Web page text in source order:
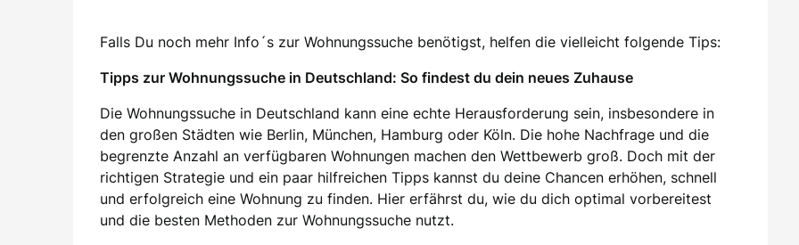
Falls Du noch mehr Info´s zur Wohnungssuche benötigst, helfen die vielleicht folgende Tips:
Tipps zur Wohnungssuche in Deutschland: So findest du dein neues Zuhause
Die Wohnungssuche in Deutschland kann eine echte Herausforderung sein, insbesondere in
den großen Städten wie Berlin, München, Hamburg oder Köln. Die hohe Nachfrage und die
begrenzte Anzahl an verfügbaren Wohnungen machen den Wettbewerb groß. Doch mit der
richtigen Strategie und ein paar hilfreichen Tipps kannst du deine Chancen erhöhen, schnell
und erfolgreich eine Wohnung zu finden. Hier erfährst du, wie du dich optimal vorbereitest
und die besten Methoden zur Wohnungssuche nutzt.